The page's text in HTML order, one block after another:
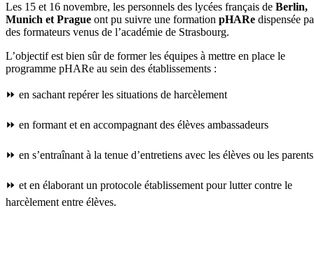
Les 15 et 16 novembre, les personnels des lycées français de Berlin,
Munich et Prague ont pu suivre une formation pHARe dispensée
des formateurs venus de l’académie de Strasbourg.
L’objectif est bien sûr de former les équipes à mettre en place le
programme pHARe au sein des établissements :
⏩ en sachant repérer les situations de harcèlement
⏩ en formant et en accompagnant des élèves ambassadeurs
⏩ en s’entraînant à la tenue d’entretiens avec les élèves ou les parents
⏩ et en élaborant un protocole établissement pour lutter contre le
harcèlement entre élèves.